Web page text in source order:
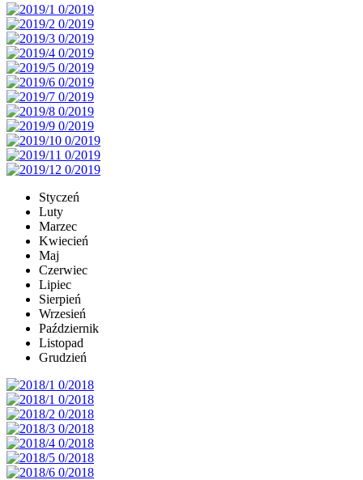
Styczeń
Luty
Marzec
Kwiecień
Maj
Czerwiec
Lipiec
Sierpień
Wrzesień
Październik
Listopad
Grudzień